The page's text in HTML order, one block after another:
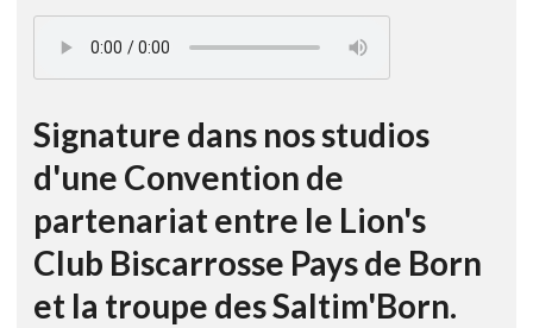
Signature dans nos studios
d'une Convention de
partenariat entre le Lion's
Club Biscarrosse Pays de Born
et la troupe des Saltim'Born.